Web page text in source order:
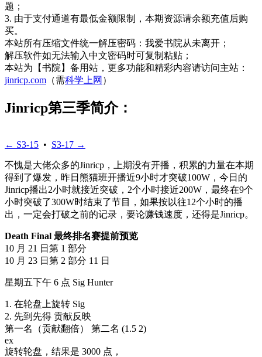
题；
3. 由于支付通道有最低金额限制，本期资源请余额充值后购
买。
本站所有压缩文件统一解压密码：我爱书院从未离开；
解压软件如无法输入中文密码时可复制粘贴；
本站为【书院】备用站，更多功能和精彩内容请访问主站：
jinricp.com （需科学上网 ）
Jinricp第三季简介：
← S3-15 • S3-17 →
不愧是大佬众多的Jinricp，上期没有开播，积累的力量在本期
得到了爆发，昨日熊猫班开播近9小时才突破100W，今日的
Jinricp播出2小时就接近突破，2个小时接近200W，最终在9个
小时突破了300W时结束了节目，如果按以往12个小时的播
出，一定会打破之前的记录，要论赚钱速度，还得是Jinricp。
Death Final 最终排名赛提前预览
10 月 21 日第 1 部分
10 月 23 日第 2 部分 11 日
星期五下午 6 点 Sig Hunter
1. 在轮盘上旋转 Sig
2. 先到先得 贡献反映
第一名（贡献翻倍） 第二名 (1.5 2)
ex
旋转轮盘，结果是 3000 点，